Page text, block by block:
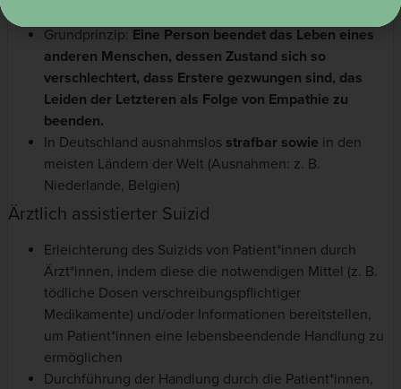
Grundprinzip: Eine Person beendet das Leben eines
anderen Menschen, dessen Zustand sich so
verschlechtert, dass Erstere gezwungen sind, das
Leiden der Letzteren als Folge von Empathie zu
beenden.
In Deutschland ausnahmslos strafbar sowie in den
meisten Ländern der Welt (Ausnahmen: z. B.
Niederlande, Belgien)
Ärztlich assistierter Suizid
Erleichterung des Suizids von Patient*innen durch
Ärzt*innen, indem diese die notwendigen Mittel (z. B.
tödliche Dosen verschreibungspflichtiger
Medikamente) und/oder Informationen bereitstellen,
um Patient*innen eine lebensbeendende Handlung zu
ermöglichen
Durchführung der Handlung durch die Patient*innen,